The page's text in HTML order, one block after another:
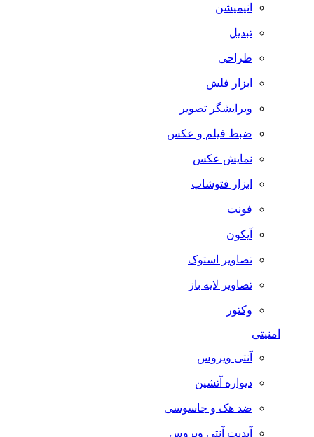
انیمیشن
تبدیل
طراحی
ابزار فلش
ویرایشگر تصویر
ضبط فيلم و عكس
نمایش عکس
ابزار فتوشاپ
فونت
آیکون
تصاویر استوک
تصاویر لایه باز
وکتور
امنیتی
آنتی ویروس
دیواره آتشین
ضد هک و جاسوسی
آپدیت آنتی ویروس